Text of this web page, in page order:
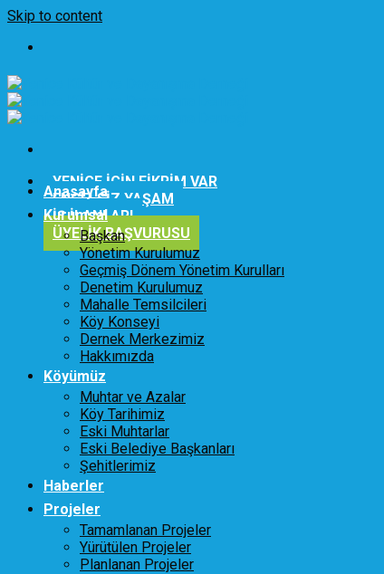
Skip to content
YENİCE İÇİN FİKRİM VAR
ENGELSİZ YAŞAM
İŞ İLANLARI
ÜYELİK BAŞVURUSU
Anasayfa
Kurumsal
Başkan
Yönetim Kurulumuz
Geçmiş Dönem Yönetim Kurulları
Denetim Kurulumuz
Mahalle Temsilcileri
Köy Konseyi
Dernek Merkezimiz
Hakkımızda
Köyümüz
Muhtar ve Azalar
Köy Tarihimiz
Eski Muhtarlar
Eski Belediye Başkanları
Şehitlerimiz
Haberler
Projeler
Tamamlanan Projeler
Yürütülen Projeler
Planlanan Projeler